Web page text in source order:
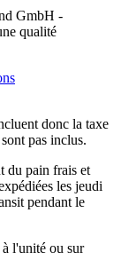
GmbH -
qualité
donc la taxe
pas inclus.
du pain frais et
les jeudi
pendant le
l'unité ou sur